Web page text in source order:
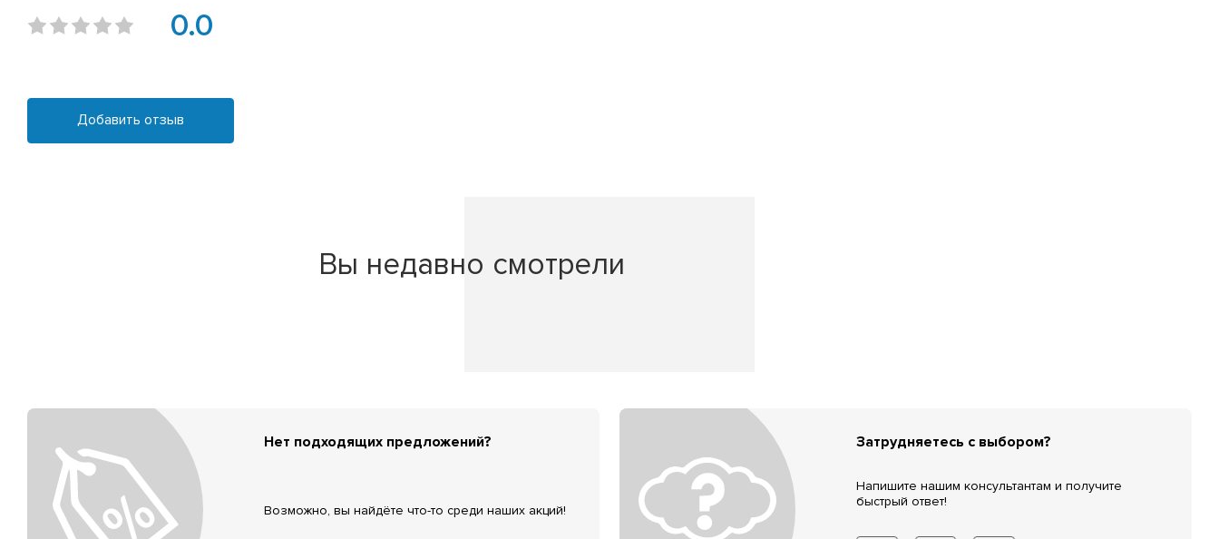
0.0
Добавить отзыв
Вы недавно смотрели
Нет подходящих предложений?
Возможно, вы найдёте что-то среди наших акций!
Затрудняетесь с выбором?
Напишите нашим консультантам и получите
быстрый ответ!